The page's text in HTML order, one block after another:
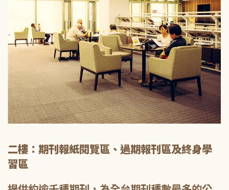
二樓：期刊報紙閱覽區、過期報刊區及終身學
習區